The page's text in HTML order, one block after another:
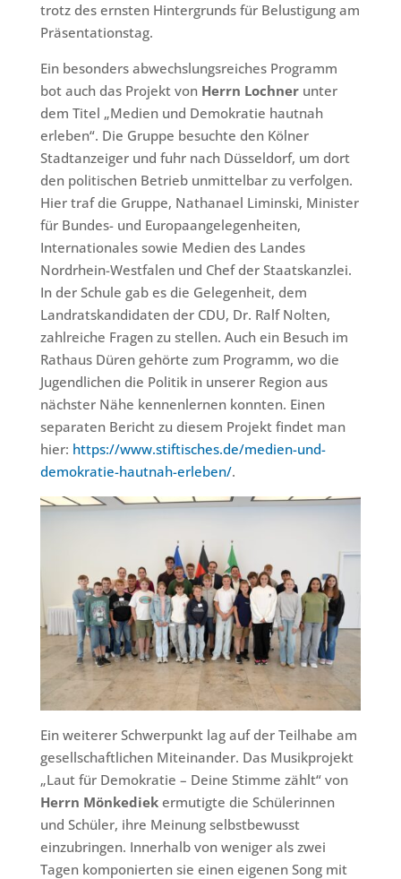
trotz des ernsten Hintergrunds für Belustigung am
Präsentationstag.
Ein besonders abwechslungsreiches Programm
bot auch das Projekt von Herrn Lochnerunter
dem Titel „Medien und Demokratie hautnah
erleben“. Die Gruppe besuchte den Kölner
Stadtanzeiger und fuhr nach Düsseldorf, um dort
den politischen Betrieb unmittelbar zu verfolgen.
Hier traf die Gruppe, Nathanael Liminski, Minister
für Bundes- und Europaangelegenheiten,
Internationales sowie Medien des Landes
Nordrhein-Westfalen und Chef der Staatskanzlei.
In der Schule gab es die Gelegenheit, dem
Landratskandidaten der CDU, Dr. Ralf Nolten,
zahlreiche Fragen zu stellen. Auch ein Besuch im
Rathaus Düren gehörte zum Programm, wo die
Jugendlichen die Politik in unserer Region aus
nächster Nähe kennenlernen konnten. Einen
separaten Bericht zu diesem Projekt findet man
hier: https://www.stiftisches.de/medien-und-
demokratie-hautnah-erleben/.
Ein weiterer Schwerpunkt lag auf der Teilhabe am
gesellschaftlichen Miteinander. Das Musikprojekt
„Laut für Demokratie – Deine Stimme zählt“ von
Herrn Mönkediekermutigte die Schülerinnen
und Schüler, ihre Meinung selbstbewusst
einzubringen. Innerhalb von weniger als zwei
Tagen komponierten sie einen eigenen Song mit